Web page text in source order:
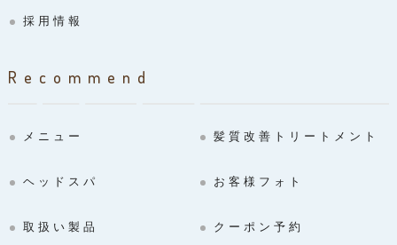
採用情報
Recommend
メニュー 髪質改善トリートメント
ヘッドスパ お客様フォト
取扱い製品 クーポン予約